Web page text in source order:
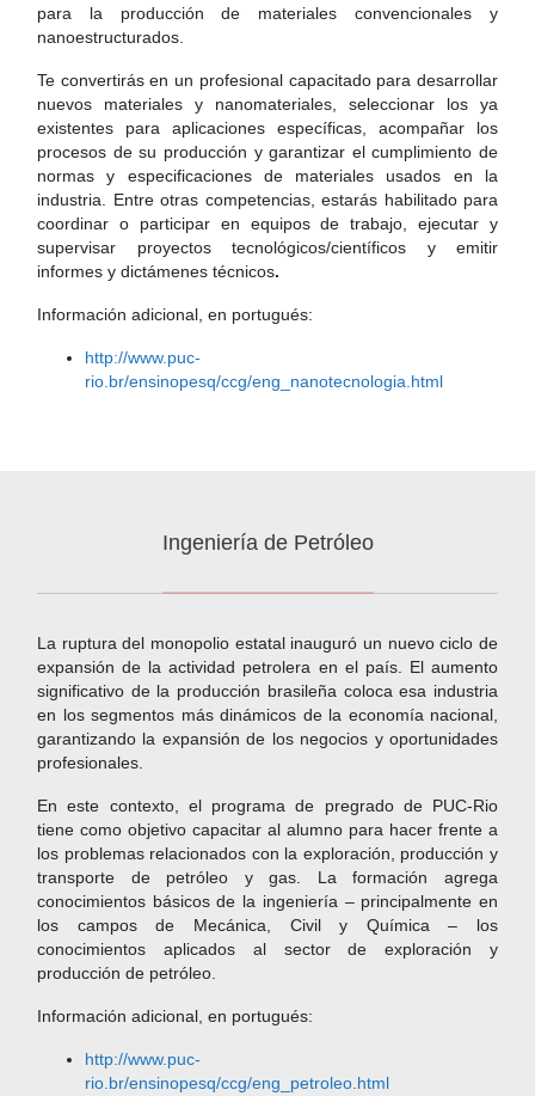
para la producción de materiales convencionales y
nanoestructurados.
Te convertirás en un profesional capacitado para desarrollar
nuevos materiales y nanomateriales, seleccionar los ya
existentes para aplicaciones específicas, acompañar los
procesos de su producción y garantizar el cumplimiento de
normas y especificaciones de materiales usados en la
industria. Entre otras competencias, estarás habilitado para
coordinar o participar en equipos de trabajo, ejecutar y
supervisar proyectos tecnológicos/científicos y emitir
informes y dictámenes técnicos.
Información adicional, en portugués:
http://www.puc-
rio.br/ensinopesq/ccg/eng_nanotecnologia.html
Ingeniería de Petróleo
La ruptura del monopolio estatal inauguró un nuevo ciclo de
expansión de la actividad petrolera en el país. El aumento
significativo de la producción brasileña coloca esa industria
en los segmentos más dinámicos de la economía nacional,
garantizando la expansión de los negocios y oportunidades
profesionales.
En este contexto, el programa de pregrado de PUC-Rio
tiene como objetivo capacitar al alumno para hacer frente a
los problemas relacionados con la exploración, producción y
transporte de petróleo y gas. La formación agrega
conocimientos básicos de la ingeniería – principalmente en
los campos de Mecánica, Civil y Química – los
conocimientos aplicados al sector de exploración y
producción de petróleo.
Información adicional, en portugués:
http://www.puc-
rio.br/ensinopesq/ccg/eng_petroleo.html